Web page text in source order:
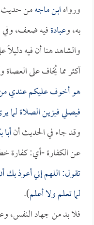
ورواهابن ماجهمن حديث
به، وعبادةفيه ضعف،
والشاهد هنا أن فيه دليلاً
أكثر مما يُخاف على
هو أخوف عليكم عندي
فيصلي فيزين الصلاة لما
وقد جاء في الحديث أن
عن الكفارة -أي: كفارة
تقول: اللهم إني أعوذ بك
لما تعلم ولا أعلم).
فلا بد من جهاد النفس،